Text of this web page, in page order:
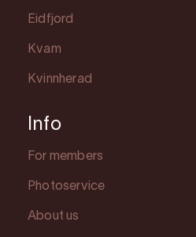
Eidfjord
Kvam
Kvinnherad
Info
For members
Photoservice
About us